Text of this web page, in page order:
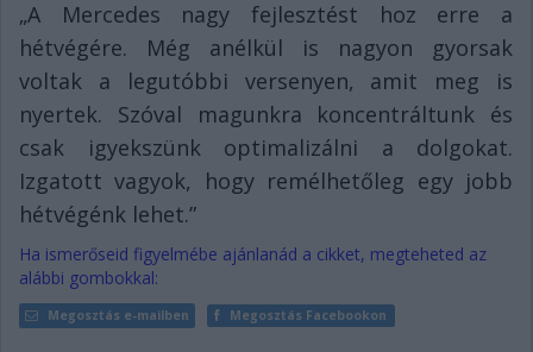
„A Mercedes nagy fejlesztést hoz erre a
hétvégére. Még anélkül is nagyon gyorsak
voltak a legutóbbi versenyen, amit meg is
nyertek. Szóval magunkra koncentráltunk és
csak igyekszünk optimalizálni a dolgokat.
Izgatott vagyok, hogy remélhetőleg egy jobb
hétvégénk lehet.”
Ha ismerőseid figyelmébe ajánlanád a cikket, megteheted az
alábbi gombokkal:
Megosztás e-mailben Megosztás Facebookon